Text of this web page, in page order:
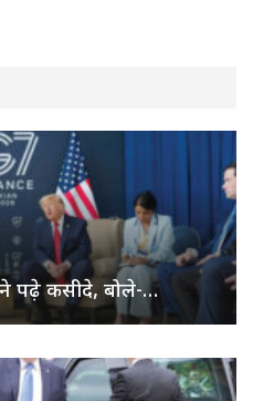
ने पढ़े कसीदे, बोले-…